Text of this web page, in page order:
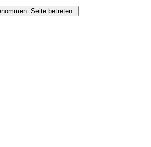
Seite betreten.